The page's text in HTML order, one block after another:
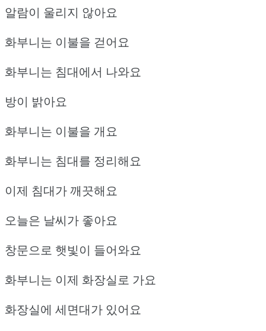
알람이 울리지 않아요
화부니는 이불을 걷어요
화부니는 침대에서 나와요
방이 밝아요
화부니는 이불을 개요
화부니는 침대를 정리해요
이제 침대가 깨끗해요
오늘은 날씨가 좋아요
창문으로 햇빛이 들어와요
화부니는 이제 화장실로 가요
화장실에 세면대가 있어요